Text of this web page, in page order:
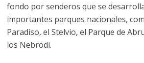
fondo por senderos que se
importantes parques nacionales,
Paradiso, el Stelvio, el Parque de
los Nebrodi.